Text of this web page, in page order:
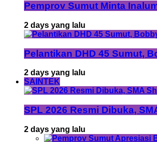
Pemprov Sumut Minta
2 days yang lalu
Pelantikan DHD 45 Sumut,
2 days yang lalu
SAINTEK
SPL 2026 Resmi Dibuka,
2 days yang lalu